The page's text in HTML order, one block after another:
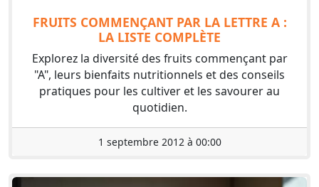
FRUITS COMMENÇANT PAR LA LETTRE A :
LA LISTE COMPLÈTE
Explorez la diversité des fruits commençant par
"A", leurs bienfaits nutritionnels et des conseils
pratiques pour les cultiver et les savourer au
quotidien.
1 septembre 2012 à 00:00